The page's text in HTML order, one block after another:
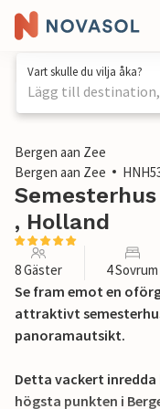
Vart skulle du vilja åka?
Lägg till
1 / 42
Bergen aan Zee
Bergen aan Zee
, Holland
8 Gäster 4 Sovrum
Se fram emot en
attraktivt
panoramautsikt.
Detta vackert inredda
högsta punkten i